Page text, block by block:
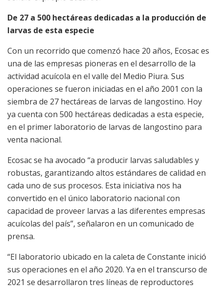
De 27 a 500 hectáreas dedicadas a la producción de
larvas de esta especie
Con un recorrido que comenzó hace 20 años, Ecosac es
una de las empresas pioneras en el desarrollo de la
actividad acuícola en el valle del Medio Piura. Sus
operaciones se fueron iniciadas en el año 2001 con la
siembra de 27 hectáreas de larvas de langostino. Hoy
ya cuenta con 500 hectáreas dedicadas a esta especie,
en el primer laboratorio de larvas de langostino para
venta nacional.
Ecosac se ha avocado “a producir larvas saludables y
robustas, garantizando altos estándares de calidad en
cada uno de sus procesos. Esta iniciativa nos ha
convertido en el único laboratorio nacional con
capacidad de proveer larvas a las diferentes empresas
acuícolas del país”, señalaron en un comunicado de
prensa.
“El laboratorio ubicado en la caleta de Constante inició
sus operaciones en el año 2020. Ya en el transcurso de
2021 se desarrollaron tres líneas de reproductores